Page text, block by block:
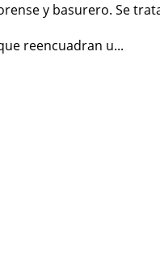
y basurero. Se
reencuadran u...